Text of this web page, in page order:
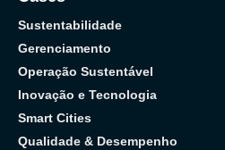
Sustentabilidade
Gerenciamento
Operação Sustentável
Inovação e Tecnologia
Smart Cities
Qualidade & Desempenho